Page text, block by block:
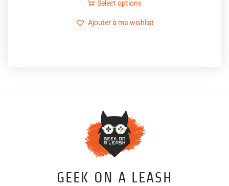
Select options
Ajouter à ma wishlist
GEEK ON A LEASH